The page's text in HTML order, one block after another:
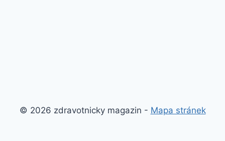
© 2026 zdravotnicky magazin - Mapa stránek